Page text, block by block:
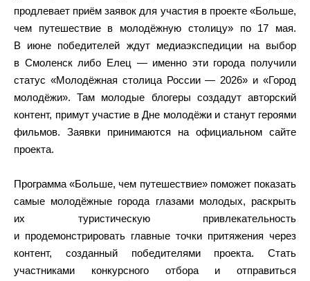
продлевает приём заявок для участия в проекте «Больше,
чем путешествие в молодёжную столицу» по 17 мая.
В июне победителей ждут медиаэкспедиции на выбор
в Смоленск либо Елец — именно эти города получили
статус «Молодёжная столица России — 2026» и «Город
молодёжи». Там молодые блогеры создадут авторский
контент, примут участие в Дне молодёжи и станут героями
фильмов. Заявки принимаются на официальном сайте
проекта.
Программа «Больше, чем путешествие» поможет показать
самые молодёжные города глазами молодых, раскрыть
их туристическую привлекательность
и продемонстрировать главные точки притяжения через
контент, созданный победителями проекта. Стать
участниками конкурсного отбора и отправиться